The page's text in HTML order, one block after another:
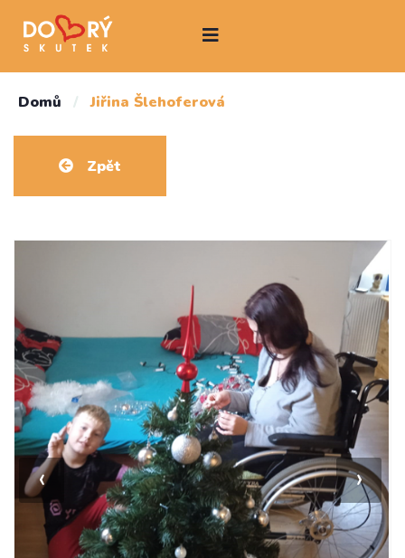
Domů / Jiřina Šlehoferová
Zpět
‹ ›